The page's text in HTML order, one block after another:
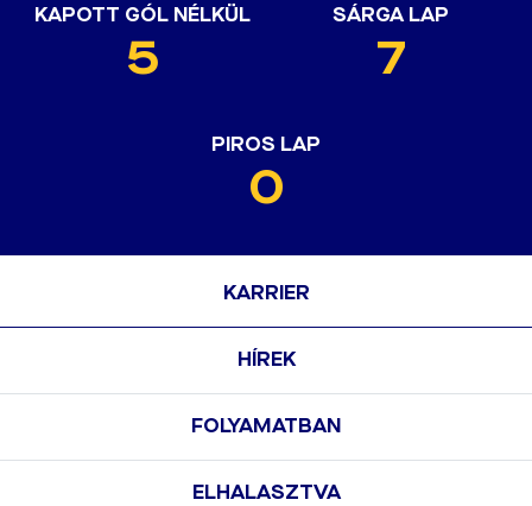
KAPOTT GÓL NÉLKÜL
5
SÁRGA LAP
7
PIROS LAP
0
KARRIER
HÍREK
FOLYAMATBAN
ELHALASZTVA